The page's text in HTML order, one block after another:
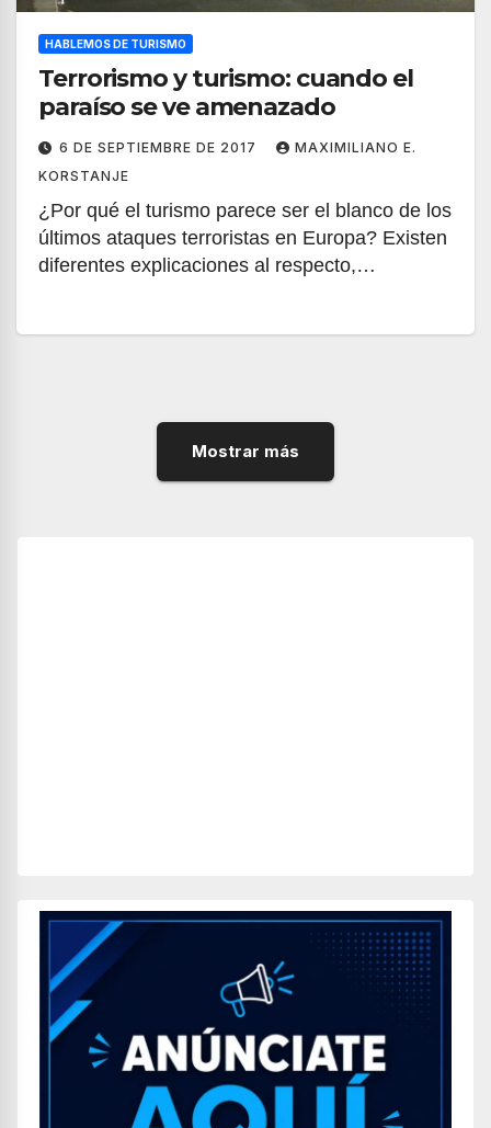
HABLEMOS DE TURISMO
Terrorismo y turismo: cuando el
paraíso se ve amenazado
6 DE SEPTIEMBRE DE 2017
MAXIMILIANO E.
KORSTANJE
¿Por qué el turismo parece ser el blanco de los
últimos ataques terroristas en Europa? Existen
diferentes explicaciones al respecto,…
Mostrar más